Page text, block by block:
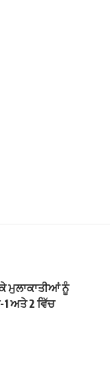
ਮੁਲਾਕਾਤੀਆਂ ਨੂੰ
ਅਤੇ 2 ਵਿੱਚ